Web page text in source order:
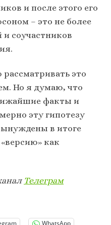
и после этого его
– это не более
и соучастников
это
Но я думаю, что
факты и
эту гипотезу
в итоге
как
Телеграм